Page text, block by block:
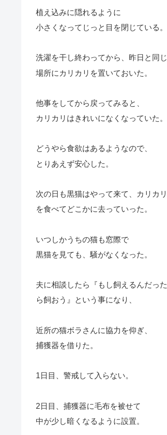
植え込みに隠れるように
小さくなってじっと目を閉じている。
洗濯を干し終わってから、昨日と同じ
場所にカリカリを置いておいた。
他事をしてから戻ってみると、
カリカリはきれいになくなっていた。
どうやら食欲はあるようなので、
とりあえず安心した。
次の日も黒猫はやって来て、カリカリ
を食べてどこかに去っていった。
いつしかうちの猫も窓際で
黒猫を見ても、騒がなくなった。
夫に相談したら『もし飼えるんだった
ら飼おう』という事になり、
近所の猫ボラさんに協力を仰ぎ、
捕獲器を借りた。
1日目、警戒して入らない。
2日目、捕獲器に毛布を被せて
中が少し暗くなるように設置。